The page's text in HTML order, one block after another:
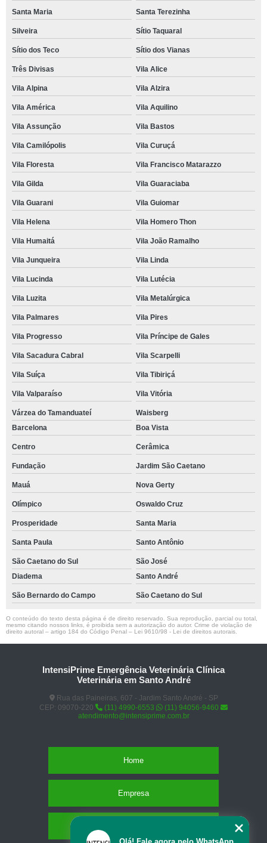
Santa Maria Santa Terezinha
Silveira Sítio Taquaral
Sítio dos Teco Sítio dos Vianas
Três Divisas Vila Alice
Vila Alpina Vila Alzira
Vila América Vila Aquilino
Vila Assunção Vila Bastos
Vila Camilópolis Vila Curuçá
Vila Floresta Vila Francisco Matarazzo
Vila Gilda Vila Guaraciaba
Vila Guarani Vila Guiomar
Vila Helena Vila Homero Thon
Vila Humaitá Vila João Ramalho
Vila Junqueira Vila Linda
Vila Lucinda Vila Lutécia
Vila Luzita Vila Metalúrgica
Vila Palmares Vila Pires
Vila Progresso Vila Príncipe de Gales
Vila Sacadura Cabral Vila Scarpelli
Vila Suíça Vila Tibiriçá
Vila Valparaíso Vila Vitória
Várzea do Tamanduateí
Waisberg
Barcelona
Boa Vista
Centro Cerâmica
Fundação Jardim São Caetano
Mauá Nova Gerty
Olímpico Oswaldo Cruz
Prosperidade Santa Maria
Santa Paula Santo Antônio
São Caetano do Sul
São José
Diadema
Santo André
São Bernardo do Campo São Caetano do Sul
O conteúdo do texto desta página é de direito reservado. Sua reprodução, parcial ou total,
mesmo citando nossos links, é proibida sem a autorização do autor. Crime de violação de
direito autoral – artigo 184 do Código Penal – Lei 9610/98 - Lei de direitos autorais
IntensiPrime Emergência Veterinária Clínica
Veterinária em Santo André
Rua das Paineiras, 607 - Jardim Santo André - SP
CEP: 09070-220
(11) 4990-6553
(11) 94056-9460
atendimento@intensiprime.com.br
Home
Empresa